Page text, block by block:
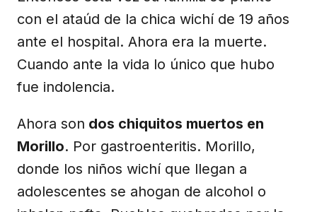
con el ataúd de la chica wichí de 19 años
ante el hospital. Ahora era la muerte.
Cuando ante la vida lo único que hubo
fue indolencia.
Ahora son dos chiquitos muertos en
Morillo. Por gastroenteritis. Morillo,
donde los niños wichí que llegan a
adolescentes se ahogan de alcohol o